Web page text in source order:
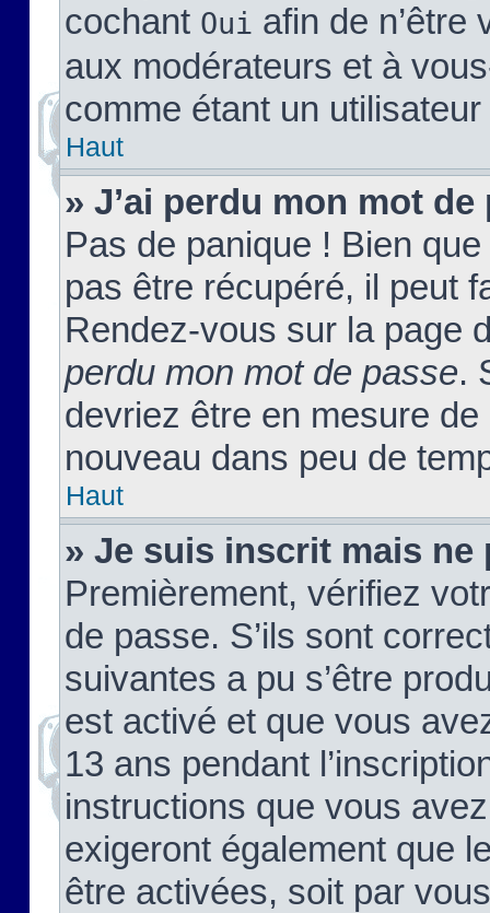
cochant Oui afin de n’être
aux modérateurs et à
comme étant un
Haut
» J’ai perdu mon mot de
Pas de panique ! Bien
pas être récupéré, il peut
Rendez-vous sur la page
perdu mon mot de passe.
devriez être en mesure
nouveau dans peu de
Haut
» Je suis inscrit mais ne
Premièrement, vérifiez
de passe. S’ils sont
suivantes a pu s’être
est activé et que vous
13 ans pendant
instructions que vous
exigeront également que
être activées, soit par